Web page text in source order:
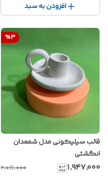
افزودن به سبد
%3
قالب سیلیکونی مدل شمعدان
انگشتی
۱٬۹۴۷٬۰۰۰ ۲٬۰۱۶٬۰۰۰